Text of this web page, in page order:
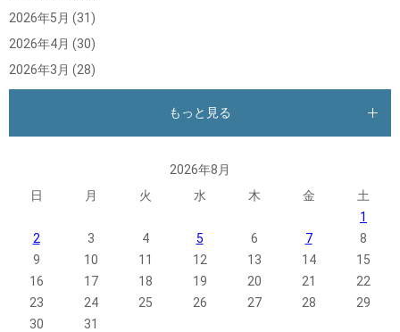
2026年5月 (31)
2026年4月 (30)
2026年3月 (28)
もっと見る
2026年8月
日
月 火 水 木 金
土
1
2
3 4 5 6 7
8
9
10 11 12 13 14
15
16
17 18 19 20 21
22
23
24 25 26 27 28
29
30
31